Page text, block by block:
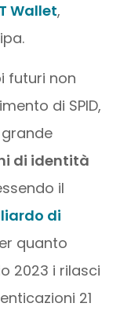
Wallet,
futuri non
di SPID,
di identità
il
di
quanto
2023 i rilasci
21